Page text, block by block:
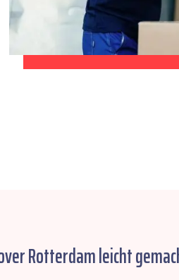
Rotterdam leicht